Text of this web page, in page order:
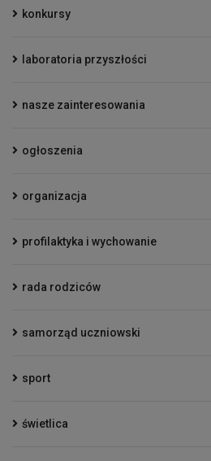
konkursy
laboratoria przyszłości
nasze zainteresowania
ogłoszenia
organizacja
profilaktyka i wychowanie
rada rodziców
samorząd uczniowski
sport
świetlica